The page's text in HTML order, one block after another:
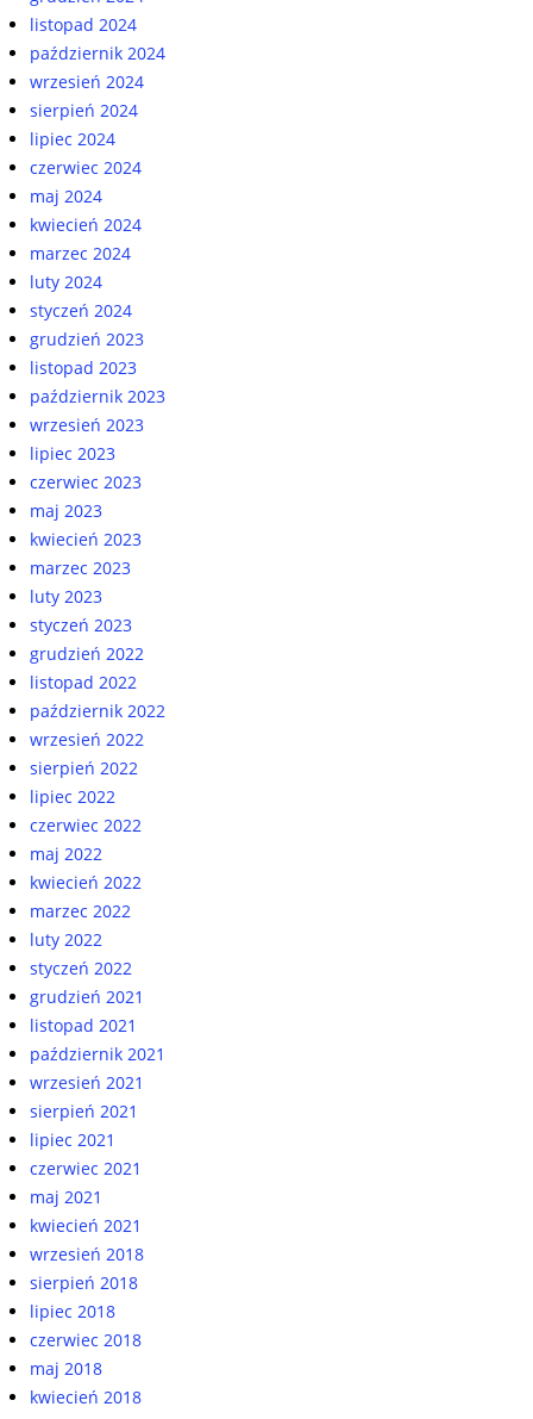
listopad 2024
październik 2024
wrzesień 2024
sierpień 2024
lipiec 2024
czerwiec 2024
maj 2024
kwiecień 2024
marzec 2024
luty 2024
styczeń 2024
grudzień 2023
listopad 2023
październik 2023
wrzesień 2023
lipiec 2023
czerwiec 2023
maj 2023
kwiecień 2023
marzec 2023
luty 2023
styczeń 2023
grudzień 2022
listopad 2022
październik 2022
wrzesień 2022
sierpień 2022
lipiec 2022
czerwiec 2022
maj 2022
kwiecień 2022
marzec 2022
luty 2022
styczeń 2022
grudzień 2021
listopad 2021
październik 2021
wrzesień 2021
sierpień 2021
lipiec 2021
czerwiec 2021
maj 2021
kwiecień 2021
wrzesień 2018
sierpień 2018
lipiec 2018
czerwiec 2018
maj 2018
kwiecień 2018